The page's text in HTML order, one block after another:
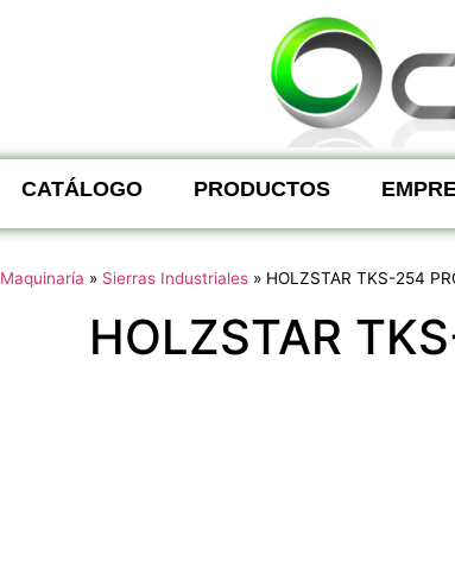
CATÁLOGO PRODUCTOS
Maquinaría » Sierras Industriales » HOLZSTAR TKS-254
HOLZSTAR